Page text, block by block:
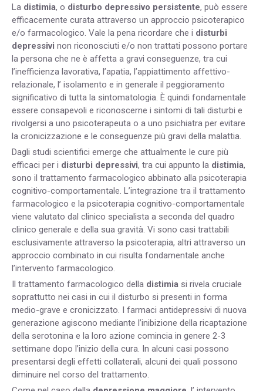
La distimia, o disturbo depressivo persistente, può essere
efficacemente curata attraverso un approccio psicoterapico
e/o farmacologico. Vale la pena ricordare che i disturbi
depressivi non riconosciuti e/o non trattati possono portare
la persona che ne è affetta a gravi conseguenze, tra cui
l’inefficienza lavorativa, l’apatia, l’appiattimento affettivo-
relazionale, l’ isolamento e in generale il peggioramento
significativo di tutta la sintomatologia. È quindi fondamentale
essere consapevoli e riconoscerne i sintomi di tali disturbi e
rivolgersi a uno psicoterapeuta o a uno psichiatra per evitare
la cronicizzazione e le conseguenze più gravi della malattia.
Dagli studi scientifici emerge che attualmente le cure più
efficaci per i disturbi depressivi, tra cui appunto la distimia,
sono il trattamento farmacologico abbinato alla psicoterapia
cognitivo-comportamentale. L’integrazione tra il trattamento
farmacologico e la psicoterapia cognitivo-comportamentale
viene valutato dal clinico specialista a seconda del quadro
clinico generale e della sua gravità. Vi sono casi trattabili
esclusivamente attraverso la psicoterapia, altri attraverso un
approccio combinato in cui risulta fondamentale anche
l’intervento farmacologico.
Il trattamento farmacologico della distimia si rivela cruciale
soprattutto nei casi in cui il disturbo si presenti in forma
medio-grave e cronicizzato. I farmaci antidepressivi di nuova
generazione agiscono mediante l’inibizione della ricaptazione
della serotonina e la loro azione comincia in genere 2-3
settimane dopo l’inizio della cura. In alcuni casi possono
presentarsi degli effetti collaterali, alcuni dei quali possono
diminuire nel corso del trattamento.